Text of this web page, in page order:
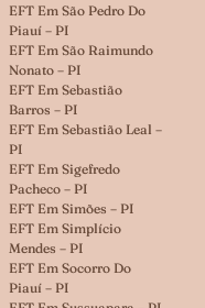
EFT Em São Pedro Do
Piauí – PI
EFT Em São Raimundo
Nonato – PI
EFT Em Sebastião
Barros – PI
EFT Em Sebastião Leal –
PI
EFT Em Sigefredo
Pacheco – PI
EFT Em Simões – PI
EFT Em Simplício
Mendes – PI
EFT Em Socorro Do
Piauí – PI